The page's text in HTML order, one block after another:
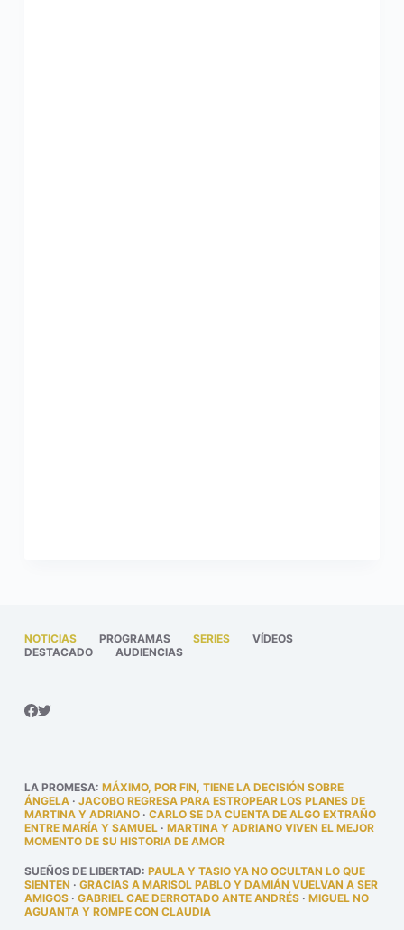
NOTICIAS PROGRAMAS SERIES
VÍDEOS
DESTACADO
AUDIENCIAS
LA PROMESA: MÁXIMO, POR FIN, TIENE LA DECISIÓN SOBRE
ÁNGELA· JACOBO REGRESA PARA ESTROPEAR LOS PLANES DE
MARTINA Y ADRIANO· CARLO SE DA CUENTA DE ALGO EXTRAÑO
ENTRE MARÍA Y SAMUEL· MARTINA Y ADRIANO VIVEN EL MEJOR
MOMENTO DE SU HISTORIA DE AMOR
SUEÑOS DE LIBERTAD: PAULA Y TASIO YA NO OCULTAN LO QUE
SIENTEN · GRACIAS A MARISOL PABLO Y DAMIÁN VUELVAN A SER
AMIGOS· GABRIEL CAE DERROTADO ANTE ANDRÉS· MIGUEL NO
AGUANTA Y ROMPE CON CLAUDIA